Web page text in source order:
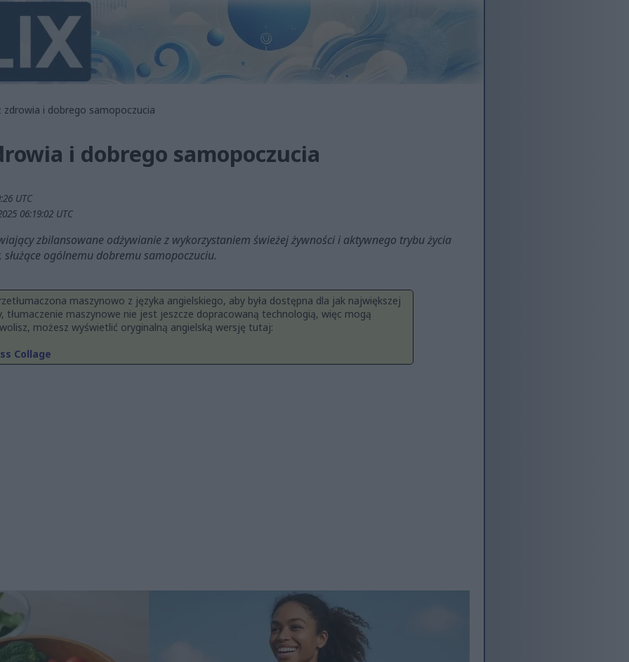
zdrowia i dobrego samopoczucia
i dobrego samopoczucia
UTC
06:19:02 UTC
zbilansowane odżywianie z wykorzystaniem świeżej żywności i aktywnego trybu życia
ogólnemu dobremu samopoczuciu.
maszynowo z języka angielskiego, aby była dostępna dla jak największej
tłumaczenie maszynowe nie jest jeszcze dopracowaną technologią, więc mogą
wolisz, możesz wyświetlić oryginalną angielską wersję tutaj:
Collage